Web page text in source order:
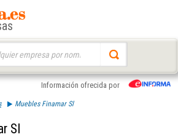
Información ofrecida por
Muebles Finamar Sl
Sl